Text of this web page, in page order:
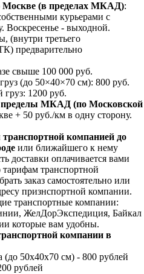
Москве (в пределах МКАД):
курьерами с
Воскресенье - выходной.
(внутри третьего
предварительно
свыше 100 000 руб.
(до 50×40×70 см): 800 руб.
1200 руб.
пределы МКАД (по Московской
+ 50 руб./км в одну сторону.
транспортной компанией до
или ближайшего к нему
доставки оплачивается вами
транспортной
заказ самостоятельно или
признспортной компании.
транспортные компании:
ЖелДорЭкспедиция, Байкал
которые вам удобны.
компании в
(до 50х40х70 см) - 800 рублей
рублей